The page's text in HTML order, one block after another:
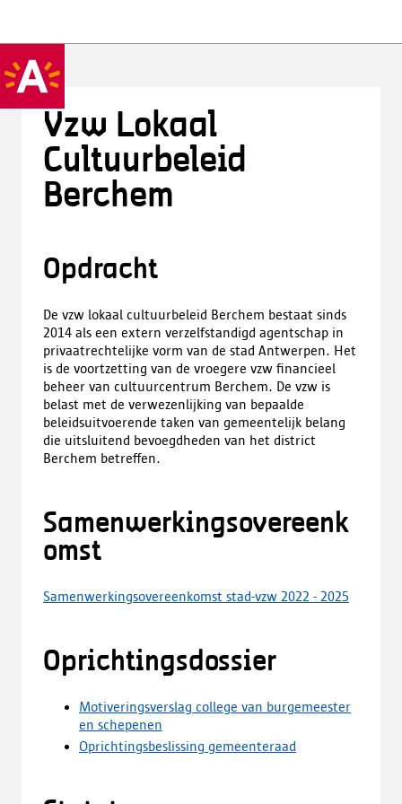
Vzw Lokaal
Cultuurbeleid
Berchem
Opdracht
De vzw lokaal cultuurbeleid Berchem bestaat sinds
2014 als een extern verzelfstandigd agentschap in
privaatrechtelijke vorm van de stad Antwerpen. Het
is de voortzetting van de vroegere vzw financieel
beheer van cultuurcentrum Berchem. De vzw is
belast met de verwezenlijking van bepaalde
beleidsuitvoerende taken van gemeentelijk belang
die uitsluitend bevoegdheden van het district
Berchem betreffen.
Samenwerkingsovereenk
omst
Samenwerkingsovereenkomst stad-vzw 2022 - 2025
Oprichtingsdossier
Motiveringsverslag college van burgemeester
en schepenen
Oprichtingsbeslissing gemeenteraad